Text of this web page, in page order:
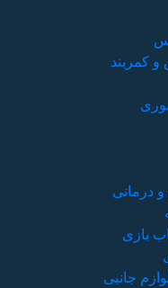
کمربند
و درمانی
بازی
جانبی